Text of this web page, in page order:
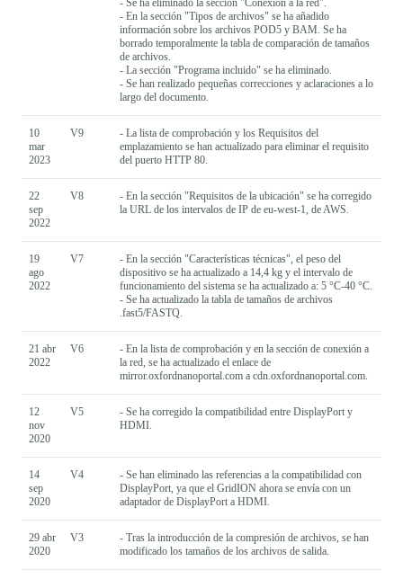
- Se ha eliminado la sección "Conexión a la red".
- En la sección "Tipos de archivos" se ha añadido
información sobre los archivos POD5 y BAM. Se ha
borrado temporalmente la tabla de comparación de tamaños
de archivos.
- La sección "Programa incluido" se ha eliminado.
- Se han realizado pequeñas correcciones y aclaraciones a lo
largo del documento.
10
mar
2023
V9
- La lista de comprobación y los Requisitos del
emplazamiento se han actualizado para eliminar el requisito
del puerto HTTP 80.
22
sep
2022
V8
- En la sección "Requisitos de la ubicación" se ha corregido
la URL de los intervalos de IP de eu-west-1, de AWS.
19
ago
2022
V7
- En la sección "Características técnicas", el peso del
dispositivo se ha actualizado a 14,4 kg y el intervalo de
funcionamiento del sistema se ha actualizado a: 5 °C-40 °C.
- Se ha actualizado la tabla de tamaños de archivos
.fast5/FASTQ.
21 abr
2022
V6
- En la lista de comprobación y en la sección de conexión a
la red, se ha actualizado el enlace de
mirror.oxfordnanoportal.com a cdn.oxfordnanoportal.com.
12
nov
2020
V5
- Se ha corregido la compatibilidad entre DisplayPort y
HDMI.
14
sep
2020
V4
- Se han eliminado las referencias a la compatibilidad con
DisplayPort, ya que el GridION ahora se envía con un
adaptador de DisplayPort a HDMI.
29 abr
2020
V3
- Tras la introducción de la compresión de archivos, se han
modificado los tamaños de los archivos de salida.